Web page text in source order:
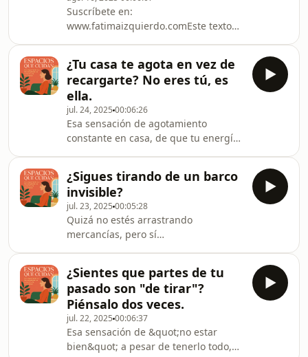
Suscríbete en:
www.fatimaizquierdo.comEste texto
Interior", aborda cómo el calor
ambiental intensifica el estrés y el
malestar emocional. Se explica que la
fatiga aumenta y la regulación
emocional se dificulta cuando las
temperaturas son altas, funcionando
el calor como un amplificador de las
tensiones preexistentes. La aut
¿Tu casa te agota en vez de
recargarte? No eres tú, es
ella.
jul. 24, 2025 00:06:26
Esa sensación de agotamiento
constante en casa, de que tu energía
texturas y ruido, puede estar
desregulando tu sistema nervioso sin
que lo sepas, especialmente si eres
altamente sensible. El error es pensar
que todos sentimos igual. El tema
principal es cómo un hogar mal
diseñado puede ser una fuente de
agotamiento invisib
¿Sigues tirando de un barco
invisible?
jul. 23, 2025 00:05:28
Quizá no estés arrastrando
mercancías, pero sí
sirgueras de Bilbao, lo haces hasta
que el cuerpo o la mente dicen basta
por el cansancio invisible. Este
agotamiento no es solo por exceso de
tareas, sino por la invisibilidad, por
dar mucho y recibir poco. El tema
¿Sientes que partes de tu
pasado son "de tirar"?
Piénsalo dos veces.
jul. 22, 2025 00:06:37
Esa sensación de &quot;no estar
bien&quot; a pesar de tenerlo todo,